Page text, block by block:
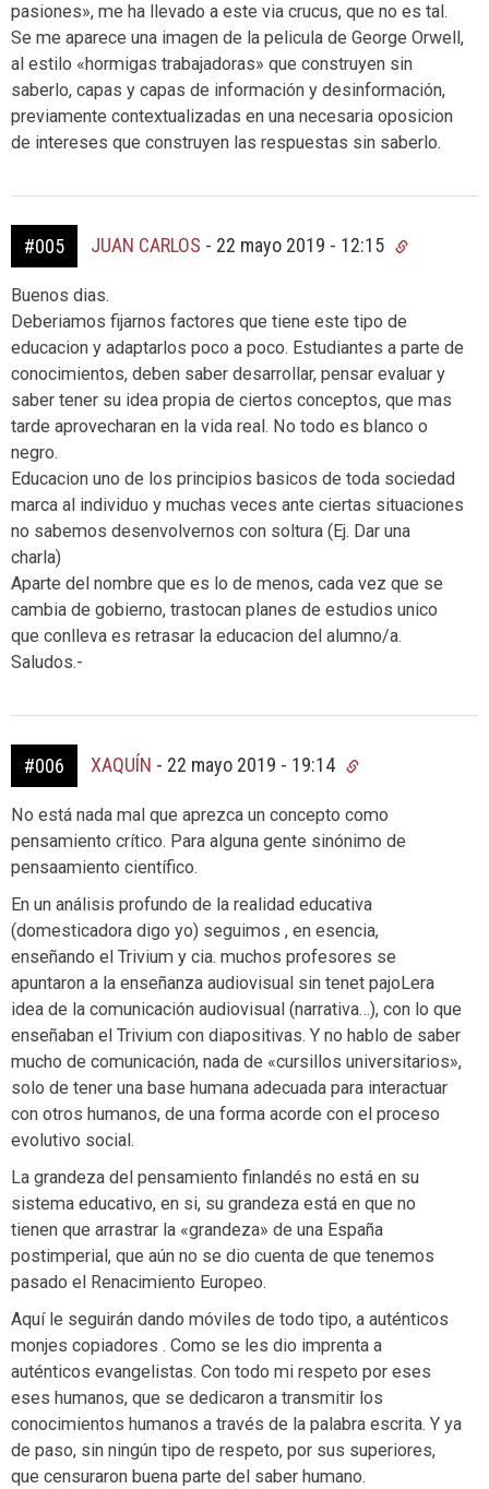
pasiones», me ha llevado a este via crucus, que no es tal.
Se me aparece una imagen de la pelicula de George Orwell,
al estilo «hormigas trabajadoras» que construyen sin
saberlo, capas y capas de información y desinformación,
previamente contextualizadas en una necesaria oposicion
de intereses que construyen las respuestas sin saberlo.
#005 JUAN CARLOS - 22 mayo 2019 - 12:15
Buenos dias.
Deberiamos fijarnos factores que tiene este tipo de
educacion y adaptarlos poco a poco. Estudiantes a parte de
conocimientos, deben saber desarrollar, pensar evaluar y
saber tener su idea propia de ciertos conceptos, que mas
tarde aprovecharan en la vida real. No todo es blanco o
negro.
Educacion uno de los principios basicos de toda sociedad
marca al individuo y muchas veces ante ciertas situaciones
no sabemos desenvolvernos con soltura (Ej. Dar una
charla)
Aparte del nombre que es lo de menos, cada vez que se
cambia de gobierno, trastocan planes de estudios unico
que conlleva es retrasar la educacion del alumno/a.
Saludos.-
#006 XAQUÍN - 22 mayo 2019 - 19:14
No está nada mal que aprezca un concepto como
pensamiento crítico. Para alguna gente sinónimo de
pensaamiento científico.
En un análisis profundo de la realidad educativa
(domesticadora digo yo) seguimos , en esencia,
enseñando el Trivium y cia. muchos profesores se
apuntaron a la enseñanza audiovisual sin tenet pajoLera
idea de la comunicación audiovisual (narrativa…), con lo que
enseñaban el Trivium con diapositivas. Y no hablo de saber
mucho de comunicación, nada de «cursillos universitarios»,
solo de tener una base humana adecuada para interactuar
con otros humanos, de una forma acorde con el proceso
evolutivo social.
La grandeza del pensamiento finlandés no está en su
sistema educativo, en si, su grandeza está en que no
tienen que arrastrar la «grandeza» de una España
postimperial, que aún no se dio cuenta de que tenemos
pasado el Renacimiento Europeo.
Aquí le seguirán dando móviles de todo tipo, a auténticos
monjes copiadores . Como se les dio imprenta a
auténticos evangelistas. Con todo mi respeto por eses
eses humanos, que se dedicaron a transmitir los
conocimientos humanos a través de la palabra escrita. Y ya
de paso, sin ningún tipo de respeto, por sus superiores,
que censuraron buena parte del saber humano.